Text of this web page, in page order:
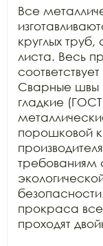
Все
круглых
листа. Весь
Сварные швы
гладкие
порошковой
требованиям
прокраса
проходят